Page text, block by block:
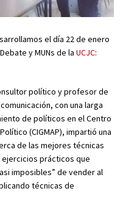
el día 22 de enero
y MUNs de la UCJC:
político y profesor de
con una larga
de políticos en el Centro
(CIGMAP), impartió una
de las mejores técnicas
ejercicios prácticos que
imposibles” de vender al
técnicas de